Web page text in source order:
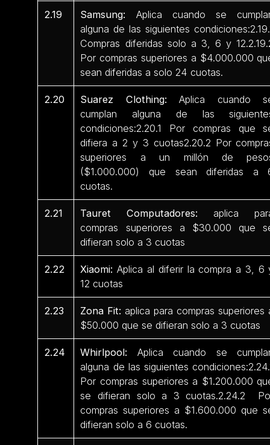
2.19 Samsung: Aplica cuando se
alguna de las siguientes
Compras diferidas solo a 3, 6 y
Por compras superiores a $4.000.000
sean diferidas a solo 24 cuotas.
2.20 Suarez Clothing: Aplica cuando
cumplan alguna de las
condiciones:2.20.1 Por compras que
difiera a 2 y 3 cuotas2.20.2 Por
superiores a un millón de
($1.000.000) que sean diferidas a
cuotas.
2.21 Tauret Computadores: aplica
compras superiores a $30.000 que
difieran solo a 3 cuotas
2.22 Xiaomi: Aplica al diferir la compra a 3, 6
12 cuotas
2.23 Zona Fit: aplica para compras superiores
$50.000 que se difieran solo a 3 cuotas
2.24 Whirlpool: Aplica cuando se
alguna de las siguientes
Por compras superiores a $1.200.000
se difieran solo a 3 cuotas.2.24.2
compras superiores a $1.600.000 que
difieran solo a 6 cuotas.